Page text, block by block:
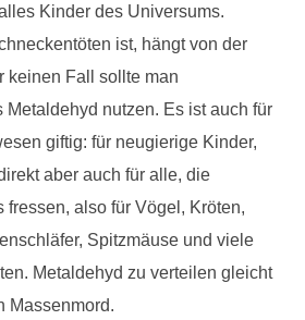
Kinder des Universums.
ist, hängt von der
keinen Fall sollte man
Metaldehyd nutzen. Es ist auch für
giftig: für neugierige Kinder,
aber auch für alle, die
fressen, also für Vögel, Kröten,
Spitzmäuse und viele
Metaldehyd zu verteilen gleicht
Massenmord.